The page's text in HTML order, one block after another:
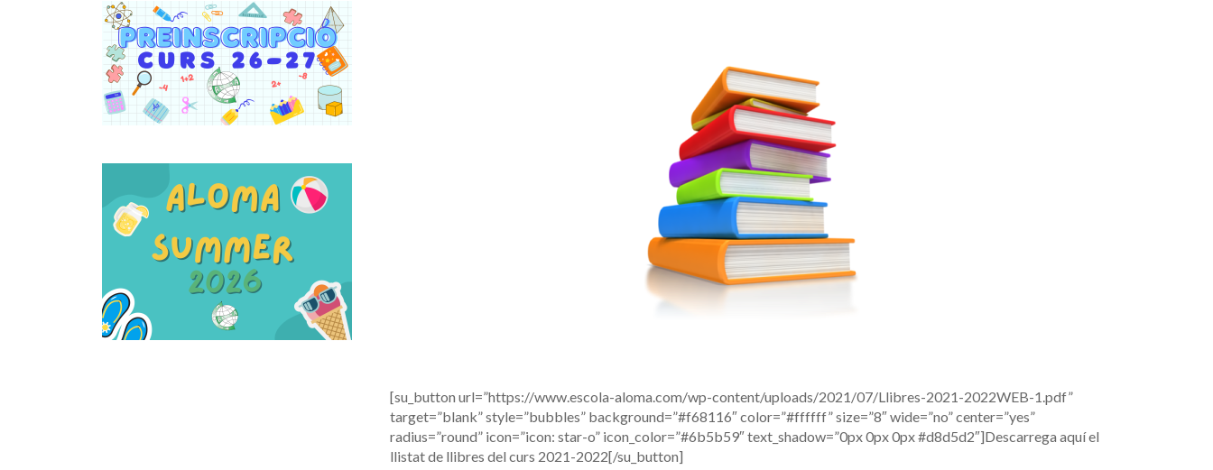
[su_button url=”https://www.escola-aloma.com/wp-content/uploads/2021/07/Llibres-2021-2022WEB-1.pdf”
target=”blank” style=”bubbles” background=”#f68116″ color=”#ffffff” size=”8″ wide=”no” center=”yes”
radius=”round” icon=”icon: star-o” icon_color=”#6b5b59″ text_shadow=”0px 0px 0px #d8d5d2″]Descarrega aquí el
llistat de llibres del curs 2021-2022[/su_button]